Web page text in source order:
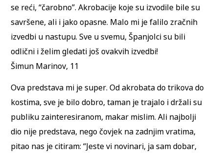
se reći, “čarobno”. Akrobacije koje su izvodile bile su
savršene, ali i jako opasne. Malo mi je falilo zračnih
izvedbi u nastupu. Sve u svemu, Španjolci su bili
odlični i želim gledati još ovakvih izvedbi!
Šimun Marinov, 11
Ova predstava mi je super. Od akrobata do trikova do
kostima, sve je bilo dobro, taman je trajalo i držali su
publiku zainteresiranom, makar mislim. Ali najbolji
dio nije predstava, nego čovjek na zadnjim vratima,
pitao nas je citiram: “Jeste vi novinari, ja sam dobar,